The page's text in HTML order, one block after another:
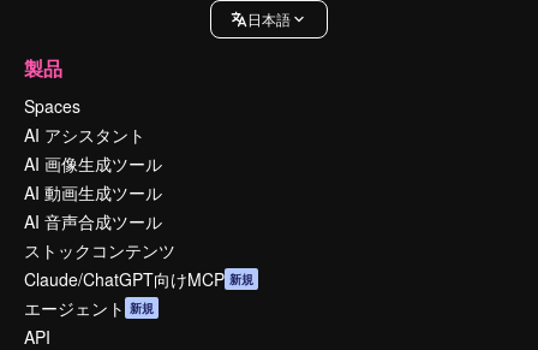
日本語
製品
Spaces
AI アシスタント
AI 画像生成ツール
AI 動画生成ツール
AI 音声合成ツール
ストックコンテンツ
Claude/ChatGPT向けMCP 新規
エージェント 新規
API